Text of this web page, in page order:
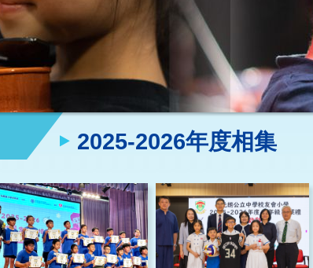
2025-2026年度相集